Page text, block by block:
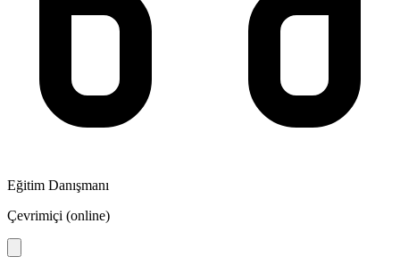
Eğitim Danışmanı
Çevrimiçi (online)